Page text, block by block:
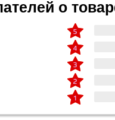
о